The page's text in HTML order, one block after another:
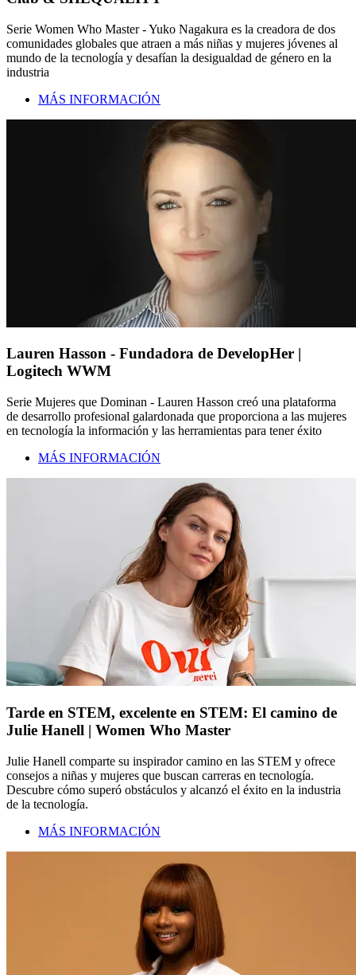
Serie Women Who Master - Yuko Nagakura es la creadora de dos
comunidades globales que atraen a más niñas y mujeres jóvenes al
mundo de la tecnología y desafían la desigualdad de género en la
industria
MÁS INFORMACIÓN
Lauren Hasson - Fundadora de DevelopHer |
Logitech WWM
Serie Mujeres que Dominan - Lauren Hasson creó una plataforma
de desarrollo profesional galardonada que proporciona a las mujeres
en tecnología la información y las herramientas para tener éxito
MÁS INFORMACIÓN
Tarde en STEM, excelente en STEM: El camino de
Julie Hanell | Women Who Master
Julie Hanell comparte su inspirador camino en las STEM y ofrece
consejos a niñas y mujeres que buscan carreras en tecnología.
Descubre cómo superó obstáculos y alcanzó el éxito en la industria
de la tecnología.
MÁS INFORMACIÓN